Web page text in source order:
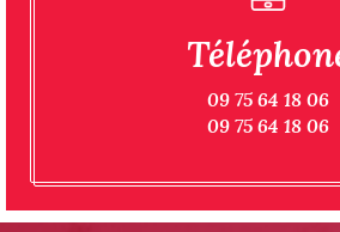
09 75 64 18 06
09 75 64 18 06